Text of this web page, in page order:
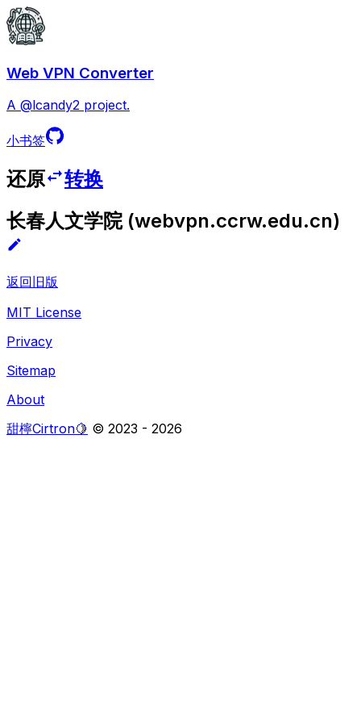
Web VPN Converter
A @lcandy2 project.
小书签
还原
转换
长春人文学院(webvpn.ccrw.edu.cn)
返回旧版
MIT License
Privacy
Sitemap
About
甜檸Cirtron🍋 © 2023 - 2026